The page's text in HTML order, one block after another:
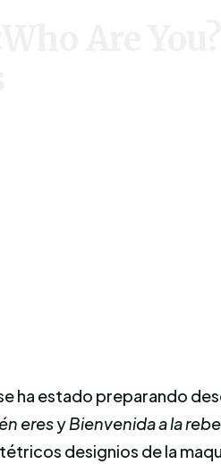
ha estado preparando
eresyBienvenida a la
designios de la